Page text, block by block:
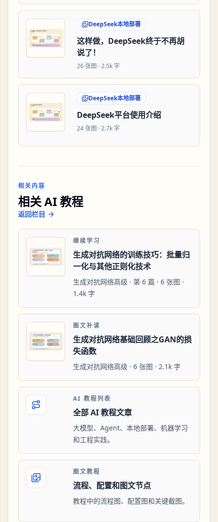
DeepSeek本地部署
这样做，DeepSeek终于不再胡
说了！
26 张图 ·2.5k 字
DeepSeek本地部署
DeepSeek平台使用介绍
24 张图 ·2.7k 字
相关内容
相关 AI 教程
返回栏目
继续学习
生成对抗网络的训练技巧：批量归
一化与其他正则化技术
生成对抗网络高级 · 第 6 篇 · 6 张图 ·
1.4k 字
图文补读
生成对抗网络基础回顾之GAN的损
失函数
生成对抗网络高级 · 6 张图 · 2.1k 字
AI 教程列表
全部 AI 教程文章
大模型、Agent、本地部署、机器学习
和工程实践。
图文教程
流程、配置和图文节点
教程中的流程图、配置图和关键截图。